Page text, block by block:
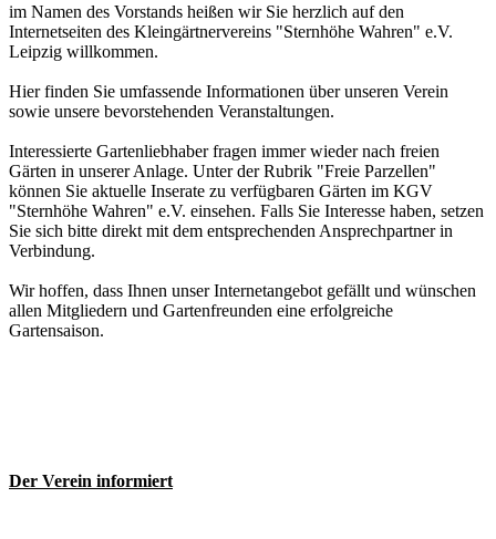
im Namen des Vorstands heißen wir Sie herzlich auf den
Internetseiten des Kleingärtnervereins "Sternhöhe Wahren" e.V.
Leipzig willkommen.
Hier finden Sie umfassende Informationen über unseren Verein
sowie unsere bevorstehenden Veranstaltungen.
Interessierte Gartenliebhaber fragen immer wieder nach freien
Gärten in unserer Anlage. Unter der Rubrik "Freie Parzellen"
können Sie aktuelle Inserate zu verfügbaren Gärten im KGV
"Sternhöhe Wahren" e.V. einsehen. Falls Sie Interesse haben, setzen
Sie sich bitte direkt mit dem entsprechenden Ansprechpartner in
Verbindung.
Wir hoffen, dass Ihnen unser Internetangebot gefällt und wünschen
allen Mitgliedern und Gartenfreunden eine erfolgreiche
Gartensaison.
Der Verein informiert